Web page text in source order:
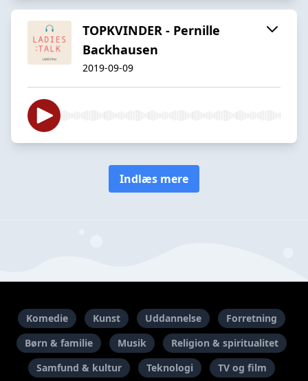
TOPKVINDER - Pernille
Backhausen
2019-09-09
Indlæs mere
Komedie Kunst Uddannelse
Forretning
Børn & familie
Musik
Religion & spiritualitet
Samfund & kultur
Teknologi TV og film